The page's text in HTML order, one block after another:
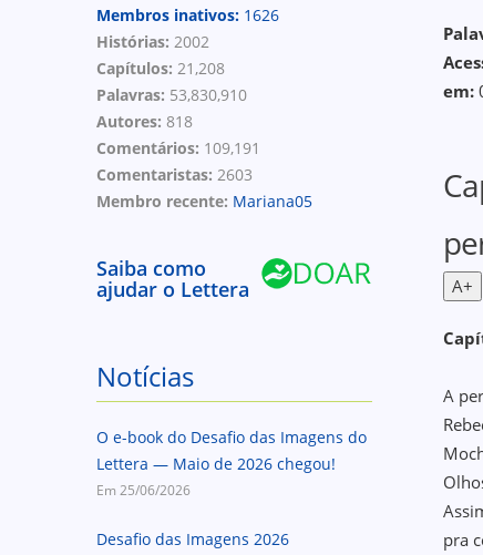
Membros inativos: 1626
Histórias: 2002
Capítulos: 21,208
Palavras: 53,830,910
Autores: 818
Comentários: 109,191
Comentaristas: 2603
Membro recente: Mariana05
Saiba como
ajudar o Lettera
Notícias
O e-book do Desafio das Imagens do
Lettera — Maio de 2026 chegou!
Em 25/06/2026
Desafio das Imagens 2026
em:
A+
A
pra